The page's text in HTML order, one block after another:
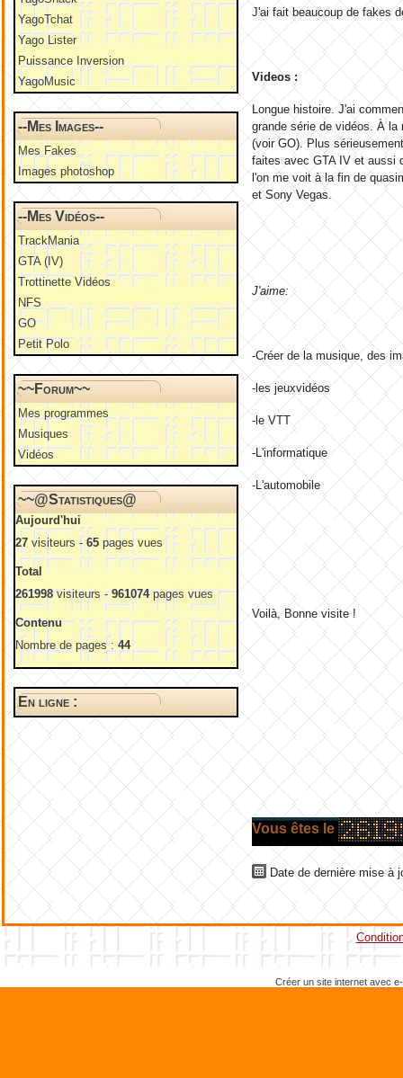
YagoTchat
Yago Lister
Puissance Inversion
YagoMusic
--Mes Images--
Mes Fakes
Images photoshop
--Mes Vidéos--
TrackMania
GTA (IV)
Trottinette Vidéos
NFS
GO
Petit Polo
~~Forum~~
Mes programmes
Musiques
Vidéos
~~@Statistiques@
Aujourd'hui
27 visiteurs - 65 pages vues
Total
261998visiteurs -961074pages vues
Contenu
Nombre de pages :44
En ligne :
J'ai fait beaucoup de fakes
Videos :
Longue histoire. J'ai
grande série de vidéos. À
(voir GO). Plus
faites avec GTA IV et aussi
l'on me voit à la fin de
et Sony Vegas.
J'aime:
-Créer de la musique, des
-les jeuxvidéos
-le VTT
-L'informatique
-L'automobile
Voilà, Bonne visite !
Vous êtes le
Date de dernière mise à
Créer un site internet avec